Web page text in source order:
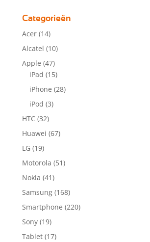
Categorieën
Acer (14)
Alcatel (10)
Apple (47)
iPad (15)
iPhone (28)
iPod (3)
HTC (32)
Huawei (67)
LG (19)
Motorola (51)
Nokia (41)
Samsung (168)
Smartphone (220)
Sony (19)
Tablet (17)